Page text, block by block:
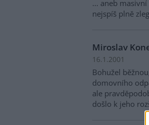
... aneb
nejspíš plně
Miroslav
16.1.2001
Bohužel
domovního
ale
došlo k jeho